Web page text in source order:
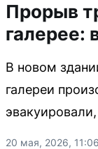
Прорыв
галерее:
В новом
галереи
20 мая, 2026, 11:06